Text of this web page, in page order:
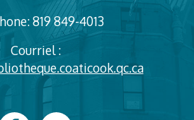
819 849-4013
Courriel :